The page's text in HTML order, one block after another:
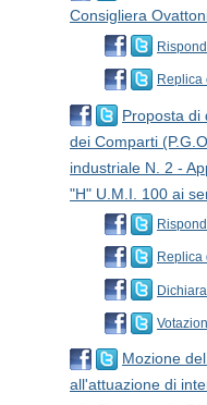
Consigliera
Replica
Proposta di
dei Comparti
industriale N. 2 -
"H" U.M.I. 100 ai
Replica
Mozione
all'attuazione di